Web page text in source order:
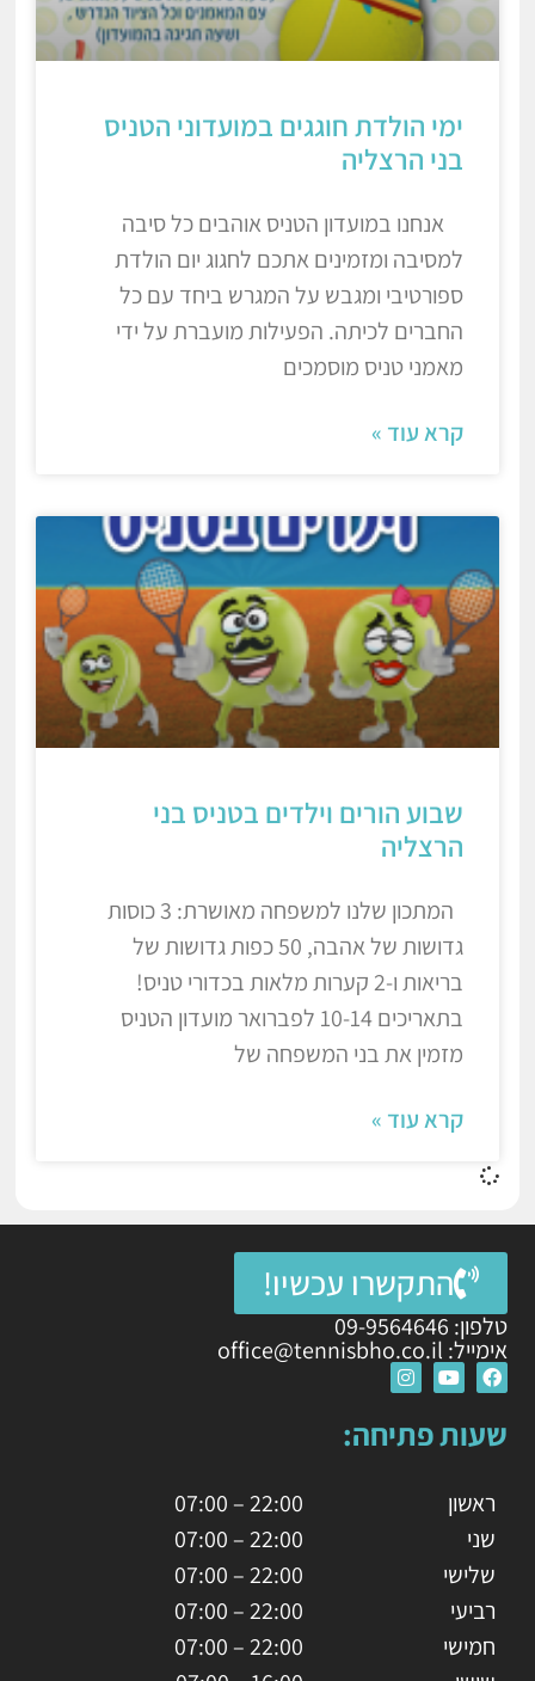
ימי הולדת חוגגים במועדוני הטניס
בני הרצליה
אנחנו במועדון הטניס אוהבים כל סיבה
למסיבה ומזמינים אתכם לחגוג יום הולדת
ספורטיבי ומגבש על המגרש ביחד עם כל
החברים לכיתה. הפעילות מועברת על ידי
מאמני טניס מוסמכים
קרא עוד »
שבוע הורים וילדים בטניס בני
הרצליה
המתכון שלנו למשפחה מאושרת: 3 כוסות
גדושות של אהבה, 50 כפות גדושות של
בריאות ו-2 קערות מלאות בכדורי טניס!
בתאריכים 10-14 לפברואר מועדון הטניס
מזמין את בני המשפחה של
קרא עוד »
התקשרו עכשיו!
טלפון: 09-9564646
אימייל: office@tennisbho.co.il
שעות פתיחה:
ראשון
שני
שלישי
רביעי
חמישי
22:00 – 07:00
22:00 – 07:00
22:00 – 07:00
22:00 – 07:00
22:00 – 07:00